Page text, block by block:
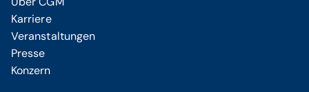
Karriere
Veranstaltungen
Presse
Konzern